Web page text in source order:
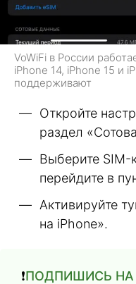
VoWiFi в России
iPhone 14, iPhone 15 и
поддерживают
Откройте
раздел
Выберите SIM-
перейдите в
Активируйте
на iPhone».
❗️ПОДПИШИСЬ НА